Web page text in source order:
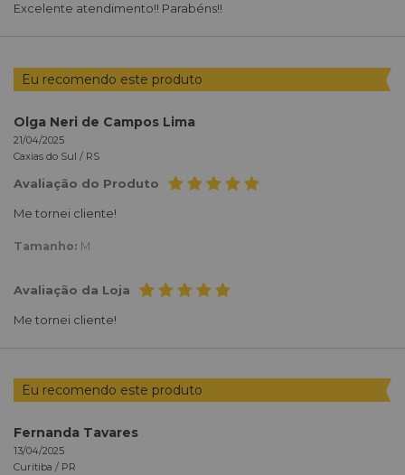
Excelente atendimento!! Parabéns!!
Eu recomendo este produto
Olga Neri de Campos Lima
21/04/2025
Caxias do Sul / RS
Avaliação do Produto
Me tornei cliente!
Tamanho: M
Avaliação da Loja
Me tornei cliente!
Eu recomendo este produto
Fernanda Tavares
13/04/2025
Curitiba / PR